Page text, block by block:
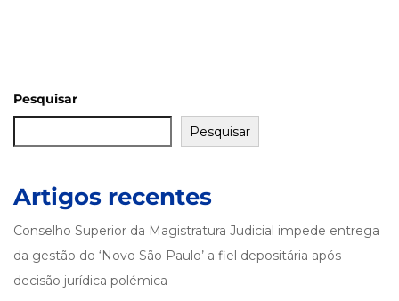
Pesquisar
Pesquisar
Artigos recentes
Conselho Superior da Magistratura Judicial impede entrega
da gestão do ‘Novo São Paulo’ a fiel depositária após
decisão jurídica polémica